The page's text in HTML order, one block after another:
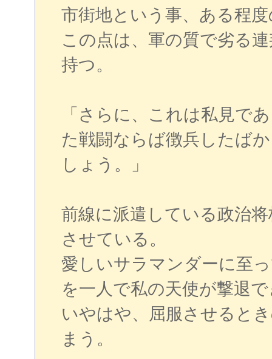
市街地という事、ある程
この点は、軍の質で劣る
持つ。
「さらに、これは私見で
た戦闘ならば徴兵したば
しょう。」
前線に派遣している政治
させている。
愛しいサラマンダーに至
を一人で私の天使が撃退
いやはや、屈服させると
まう。